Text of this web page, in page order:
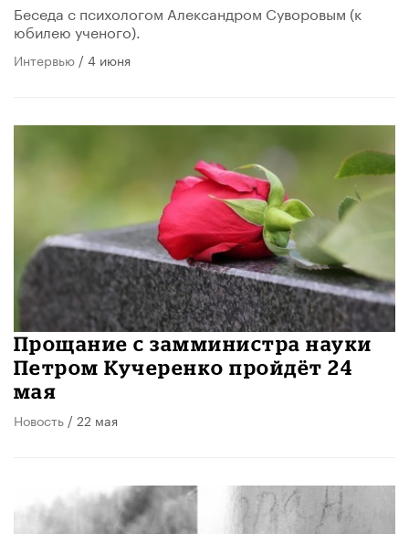
Беседа с психологом Александром Суворовым (к
юбилею ученого).
Интервью / 4 июня
Прощание с замминистра науки
Петром Кучеренко пройдёт 24
мая
Новость / 22 мая